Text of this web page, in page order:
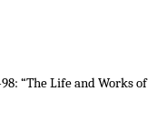
“The Life and Works of